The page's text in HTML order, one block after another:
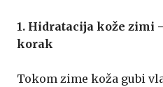
1. Hidratacija kože zimi
korak
Tokom zime koža gubi